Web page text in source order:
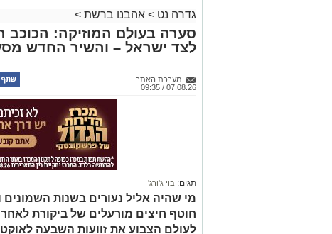
גדרה נט > אהבנו ברשת >
סערה בעולם המוזיקה: הכוכב
לצד ישראל – והשיר החדש
מערכת האתר
07.08.26 / 09:35
תגים: בוי ג'ורג'
מי שהיה אליל נעורים בשנות
חוטף חיצים מורעלים של ביקורת
לעולם הצבוע את זוועות השבעה